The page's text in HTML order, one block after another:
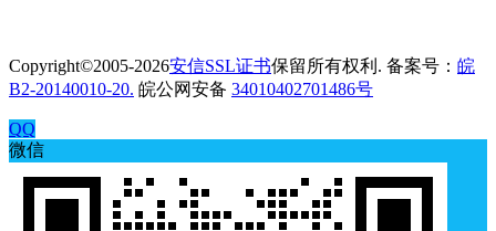
Copyright©2005-2026安信SSL证书保留所有权利. 备案号： 皖
B2-20140010-20. 皖公网安备 34010402701486号
QQ
微信